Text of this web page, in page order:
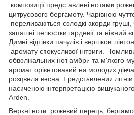
композиції представлені нотами
цитрусового бергамоту. Чарівною
переливаються солодкі акорди груші,
запашні пелюстки гарденії та ніжний
Димні відтінки пачулів і вершкові
аромату спокусливої інтриги.
обволікальних нот амбри та м'якого
аромат орієнтований на молодих
розцвела весна. Представлений
насиченою інтерпретацією
Arden.
Верхні ноти: рожевий перець,